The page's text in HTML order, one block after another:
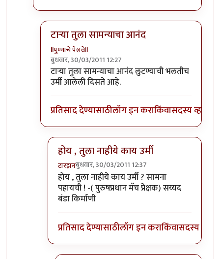
टार्‍या तुला सामन्याचा आनंद
llपुण्याचे पेशवेll
बुधवार, 30/03/2011 12:27
In reply toचित्र आवडले ... जर कंपनीbyटारझन
टार्‍या तुला सामन्याचा आनंद लुटण्याची भलतीच
उर्मी आलेली दिसते आहे.
प्रतिसाद देण्यासाठीलॉग इन कराकिंवासदस्य व्हा
होय , तुला नाहीये काय उर्मी
टारझनबुधवार, 30/03/2011 12:37
In reply toटार्‍या तुला सामन्याचा आनंद
होय , तुला नाहीये काय उर्मी ? सामना
पहायची ! -( पुरुषप्रधान मॅच प्रेक्षक) सय्यद
बंडा किर्माणी
प्रतिसाद देण्यासाठीलॉग इन कराकिंवासदस्य व्हा